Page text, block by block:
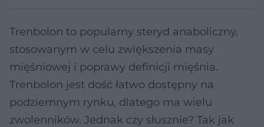
Trenbolon to popularny steryd anaboliczny,
stosowanym w celu zwiększenia masy
mięśniowej i poprawy definicji mięśnia.
Trenbolon jest dość łatwo dostępny na
podziemnym rynku, dlatego ma wielu
zwolenników. Jednak czy słusznie? Tak jak